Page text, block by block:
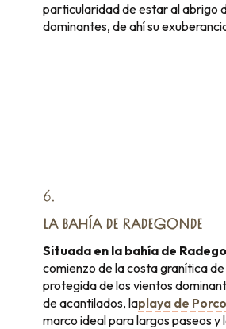
particularidad de estar al abrigo
dominantes, de ahí su
6.
LA BAHÍA DE RADEGONDE
Situada en la bahía de
comienzo de la costa granítica
protegida de los vientos
de acantilados, laplaya de
marco ideal para largos paseos y